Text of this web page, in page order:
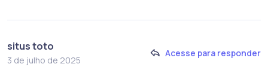
situs toto
3 de julho de 2025
Acesse para responder